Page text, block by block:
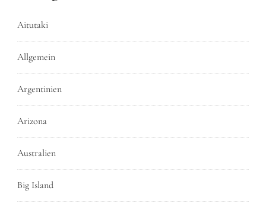
Aitutaki
Allgemein
Argentinien
Arizona
Australien
Big Island